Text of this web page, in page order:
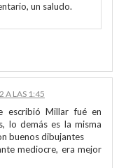
un saludo.
A LAS 1:45
escribió Millar fué en
lo demás es la misma
buenos dibujantes
mediocre, era mejor